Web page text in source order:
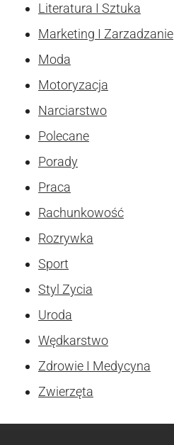
Literatura I Sztuka
Marketing I Zarzadzanie
Moda
Motoryzacja
Narciarstwo
Polecane
Porady
Praca
Rachunkowość
Rozrywka
Sport
Styl Zycia
Uroda
Wędkarstwo
Zdrowie I Medycyna
Zwierzęta